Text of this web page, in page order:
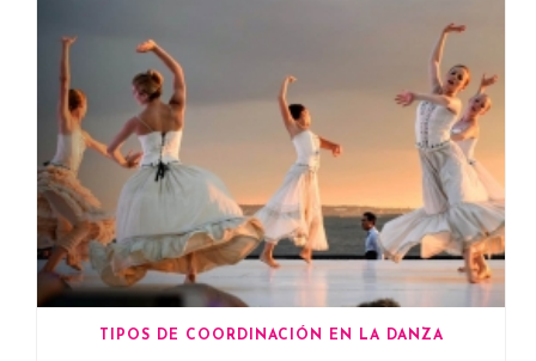
TIPOS DE COORDINACIÓN EN LA DANZA